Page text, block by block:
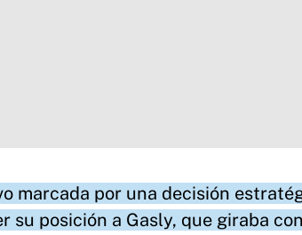
marcada por una decisión
su posición a Gasly, que giraba